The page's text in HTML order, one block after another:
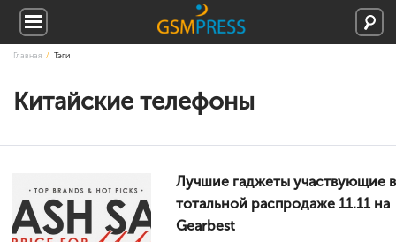
Главная Тэги
Китайские телефоны
Лучшие гаджеты участвующие в
тотальной распродаже 11.11 на
Gearbest